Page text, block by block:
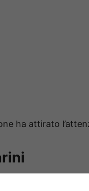
ha attirato
spesso scatti che